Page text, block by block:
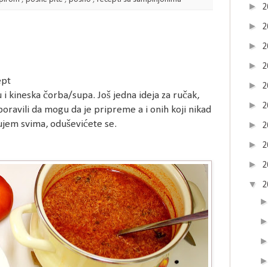
kineska čorba/supa. Još jedna ideja za ručak,
da mogu da je pripreme a i onih koji nikad
svima, oduševićete se.
►
►
►
►
►
►
►
►
►
▼